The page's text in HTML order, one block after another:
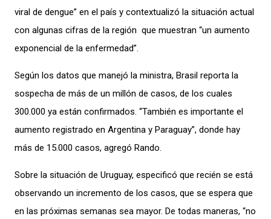
viral de dengue” en el país y contextualizó la situación actual
con algunas cifras de la región que muestran “un aumento
exponencial de la enfermedad”.
Según los datos que manejó la ministra, Brasil reporta la
sospecha de más de un millón de casos, de los cuales
300.000 ya están confirmados. “También es importante el
aumento registrado en Argentina y Paraguay”, donde hay
más de 15.000 casos, agregó Rando.
Sobre la situación de Uruguay, especificó que recién se está
observando un incremento de los casos, que se espera que
en las próximas semanas sea mayor. De todas maneras, “no